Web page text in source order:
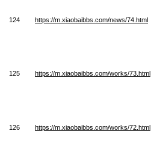
124 https://m.xiaobaibbs.com/news/74.html
125 https://m.xiaobaibbs.com/works/73.html
126 https://m.xiaobaibbs.com/works/72.html